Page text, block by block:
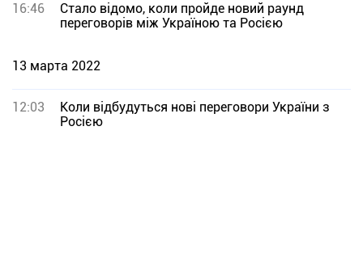
16:46
Стало відомо, коли пройде новий раунд
переговорів між Україною та Росією
13 марта 2022
12:03
Коли відбудуться нові переговори України з
Росією